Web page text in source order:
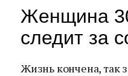
Женщина
следит за
Жизнь кончена, так